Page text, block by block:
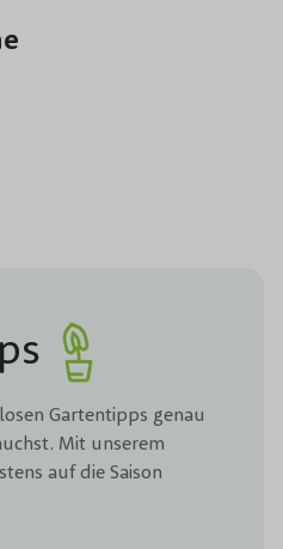
Gartentipps genau
Mit unserem
auf die Saison